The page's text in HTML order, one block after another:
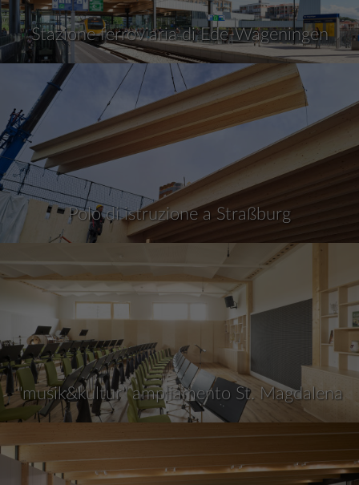
Stazione ferroviaria di Ede-Wageningen
Polo di istruzione a Straßburg
"musik&kultur" ampliamento St. Magdalena